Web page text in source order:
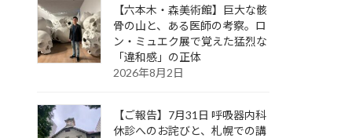
【六本木・森美術館】巨大な骸
骨の山と、ある医師の考察。ロ
ン・ミュエク展で覚えた猛烈な
「違和感」の正体
2026年8月2日
【ご報告】7月31日 呼吸器内科
休診へのお詫びと、札幌での講